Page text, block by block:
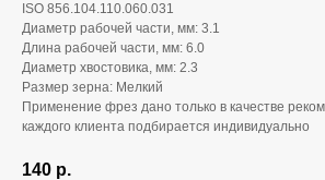
ISO 856.104.110.060.031
Диаметр рабочей части, мм: 3.1
Длина рабочей части, мм: 6.0
Диаметр хвостовика, мм: 2.3
Размер зерна: Мелкий
Применение фрез дано только в качестве
каждого клиента подбирается индивидуально
140 р.